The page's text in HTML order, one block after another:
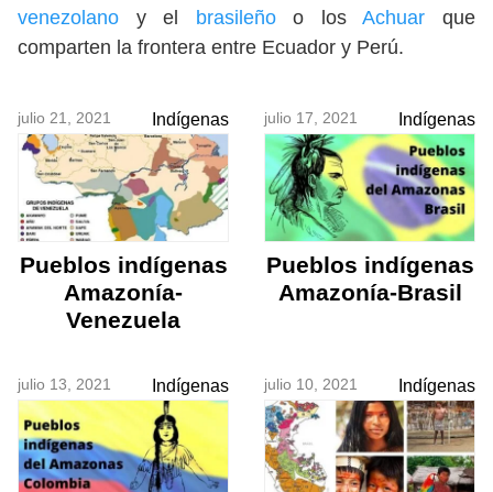
venezolano y el brasileñoo losAchuarque
comparten la frontera entre Ecuador y Perú.
julio 21, 2021 Indígenas
Pueblos indígenas
Amazonía-
Venezuela
julio 17, 2021 Indígenas
Pueblos indígenas
Amazonía-Brasil
julio 13, 2021 Indígenas julio 10, 2021 Indígenas